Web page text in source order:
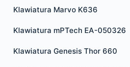
Klawiatura Marvo K636
Klawiatura mPTech EA-050326
Klawiatura Genesis Thor 660